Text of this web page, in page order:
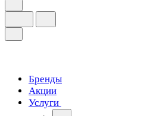
Бренды
Акции
Услуги